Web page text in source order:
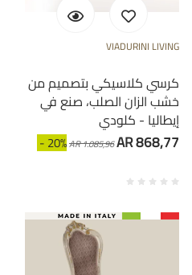
VIADURINI LIVING
كرسي كلاسيكي بتصميم من
خشب الزان الصلب، صنع في
إيطاليا - كلودي
- 20%AR 1.085,96AR 868,77